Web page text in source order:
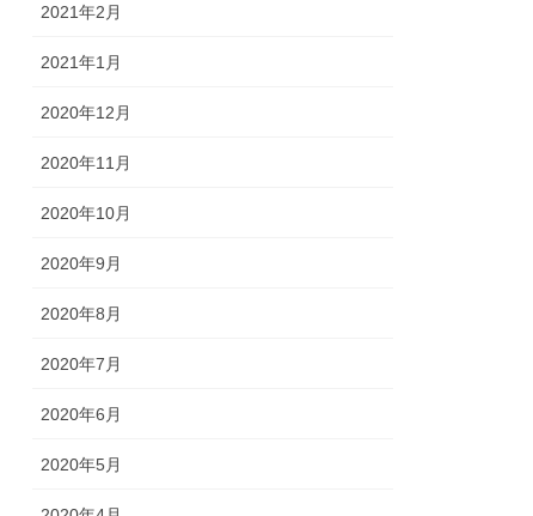
2021年2月
2021年1月
2020年12月
2020年11月
2020年10月
2020年9月
2020年8月
2020年7月
2020年6月
2020年5月